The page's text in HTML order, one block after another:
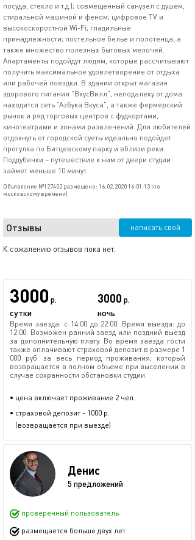
посуда, стекло и т.д.); совмещенный санузел с душем,
стиральной машиной и феном; цифровое TV и
высокоскоростной Wi-Fi; гладильные
принадлежности; постельное белье и полотенца, а
также множество полезных бытовых мелочей.
Апартаменты подойдут людям, которые рассчитывают
получить максимальное удовлетворение от отдыха
или рабочей поездки. В здании открыт магазин
здорового питания "ВкусВилл", неподалеку от дома
находится сеть "Азбука Вкуса", а также фермерский
рынок и ряд торговых центров с фудкортами,
кинотеатрами и зонами развлечений. Для любителей
отдохнуть от городской суеты идеально подойдет
прогулка по Битцевскому парку и вблизи реки
Поддубенки – путешествие к ним от двери студии
займет меньше 10 минут.
Объявление №127402 размещено: 16.02.2020 16:01:13 (по
московскому времени)
Отзывы написать свой
К сожалению отзывов пока нет.
3000 р.
сутки
3000 р.
ночь
Время заезда: с 14:00 до 22:00. Время выезда: до
12:00. Возможен ранний заезд или поздний выезд
за дополнительную плату. Во время заезда гости
также оплачивают страховой депозит в размере 1
000 руб. за весь период проживания, который
возвращается в полном объеме при выселении в
случае сохранности обстановки студии.
• цена включает проживание 2 чел.
• страховой депозит - 1000 р.
(возвращается при выезде)
Денис
5 предложений
проверенный пользователь
размещается больше двух лет